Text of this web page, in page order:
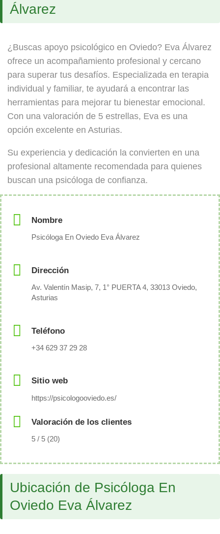
Álvarez
¿Buscas apoyo psicológico en Oviedo? Eva Álvarez
ofrece un acompañamiento profesional y cercano
para superar tus desafíos. Especializada en terapia
individual y familiar, te ayudará a encontrar las
herramientas para mejorar tu bienestar emocional.
Con una valoración de 5 estrellas, Eva es una
opción excelente en Asturias.
Su experiencia y dedicación la convierten en una
profesional altamente recomendada para quienes
buscan una psicóloga de confianza.
Nombre
Psicóloga En Oviedo Eva Álvarez
Dirección
Av. Valentín Masip, 7, 1° PUERTA 4, 33013 Oviedo,
Asturias
Teléfono
+34 629 37 29 28
Sitio web
https://psicologooviedo.es/
Valoración de los clientes
5 / 5 (20)
Ubicación de Psicóloga En
Oviedo Eva Álvarez